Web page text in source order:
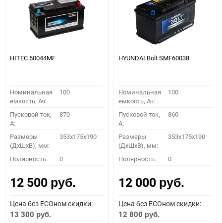
HITEC 60044MF
Номинальная
емкость, Ач:
100
Пусковой ток,
A:
870
Размеры
(ДхШхВ), мм:
353x175x190
Полярность: 0
12 500 руб.
Цена без ECOном скидки:
13 300 руб.
HYUNDAI Bolt SMF60038
Номинальная
емкость, Ач:
100
Пусковой ток,
A:
860
Размеры
(ДхШхВ), мм:
353x175x190
Полярность: 0
12 000 руб.
Цена без ECOном скидки:
12 800 руб.